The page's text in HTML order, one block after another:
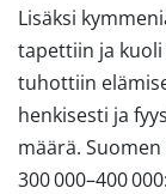
Lisäksi
tapettiin ja
tuhottiin
henkisesti ja
määrä.
300 000–400